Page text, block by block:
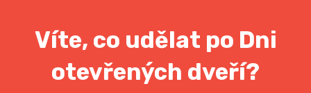
Víte, co udělat po Dni
otevřených dveří?